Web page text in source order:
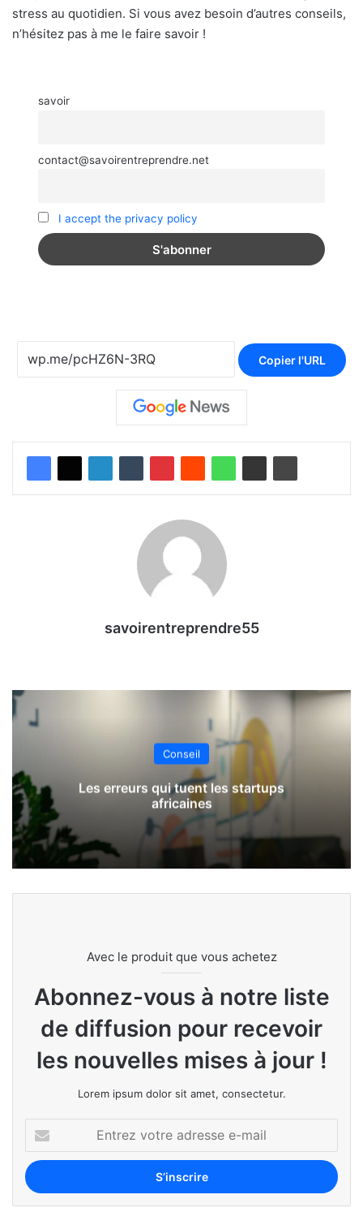
stress au quotidien. Si vous avez besoin d’autres conseils,
n’hésitez pas à me le faire savoir !
savoir
contact@savoirentreprendre.net
I accept the privacy policy
Copier l'URL
savoirentreprendre55
Conseil
Les erreurs qui tuent les startups
africaines
Avec le produit que vous achetez
Abonnez-vous à notre liste
de diffusion pour recevoir
les nouvelles mises à jour !
Lorem ipsum dolor sit amet, consectetur.